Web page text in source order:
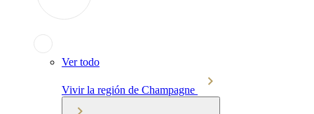
Ver todo
Vivir la región de Champagne